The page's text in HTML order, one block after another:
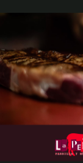
Salta
contenuto